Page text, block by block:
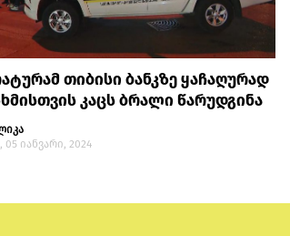
თიბისი ბანკზე ყაჩაღურად
კაცს ბრალი წარუდგინა
05 იანვარი, 2024